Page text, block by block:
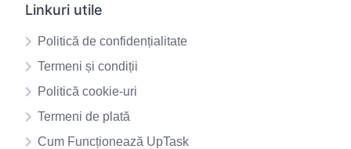
Linkuri utile
Politică de confidențialitate
Termeni și condiții
Politică cookie-uri
Termeni de plată
Cum Funcționează UpTask